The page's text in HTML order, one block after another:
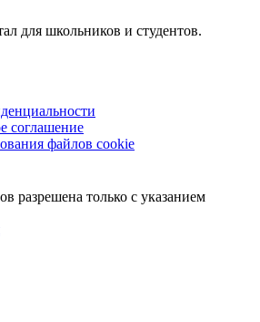
для школьников и студентов.
соглашение
файлов cookie
разрешена только с указанием